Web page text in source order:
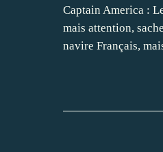
Captain America :
mais attention,
navire Français,